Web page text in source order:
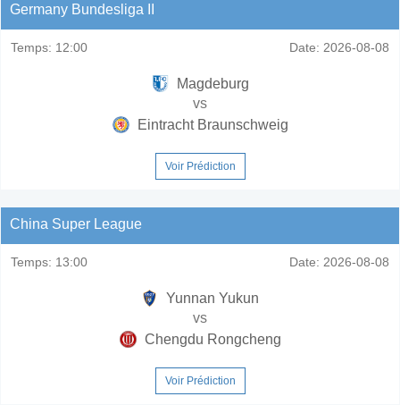
Germany Bundesliga II
Temps: 12:00 Date: 2026-08-08
Magdeburg
vs
Eintracht Braunschweig
Voir Prédiction
China Super League
Temps: 13:00 Date: 2026-08-08
Yunnan Yukun
vs
Chengdu Rongcheng
Voir Prédiction